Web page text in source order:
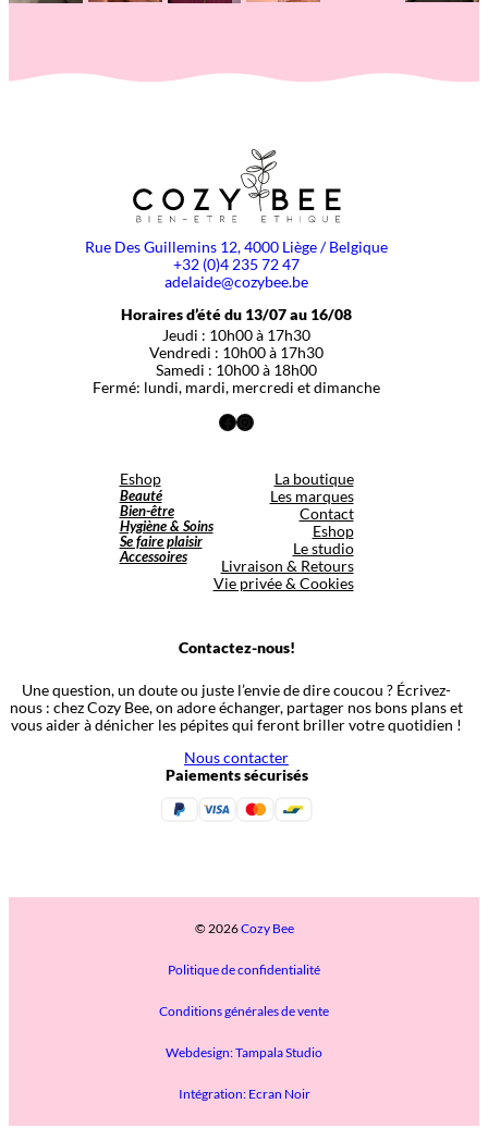
Rue Des Guillemins 12, 4000 Liège / Belgique
+32 (0)4 235 72 47
adelaide@cozybee.be
Horaires d’été du 13/07 au 16/08
Jeudi : 10h00 à 17h30
Vendredi : 10h00 à 17h30
Samedi : 10h00 à 18h00
Fermé: lundi, mardi, mercredi et dimanche
Facebook
Instagram
Eshop
Beauté
Bien-être
Hygiène & Soins
Se faire plaisir
Accessoires
La boutique
Les marques
Contact
Eshop
Le studio
Livraison & Retours
Vie privée & Cookies
Contactez-nous!
Une question, un doute ou juste l’envie de dire coucou ? Écrivez-
nous : chez Cozy Bee, on adore échanger, partager nos bons plans et
vous aider à dénicher les pépites qui feront briller votre quotidien !
Nous contacter
Paiements sécurisés
© 2026Cozy Bee
Politique de confidentialité
Conditions générales de vente
Webdesign: Tampala Studio
Intégration: Ecran Noir